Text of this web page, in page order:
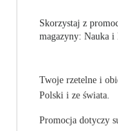
Skorzystaj z
magazyny: Nauka i
Twoje rzetelne i
Polski i ze świata.
Promocja dotyczy